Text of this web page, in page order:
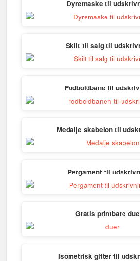
Dyremaske til
Skilt til salg til
Fodboldbane til
Medalje skabelon til
Pergament til
Gratis printbare
Isometrisk gitter til